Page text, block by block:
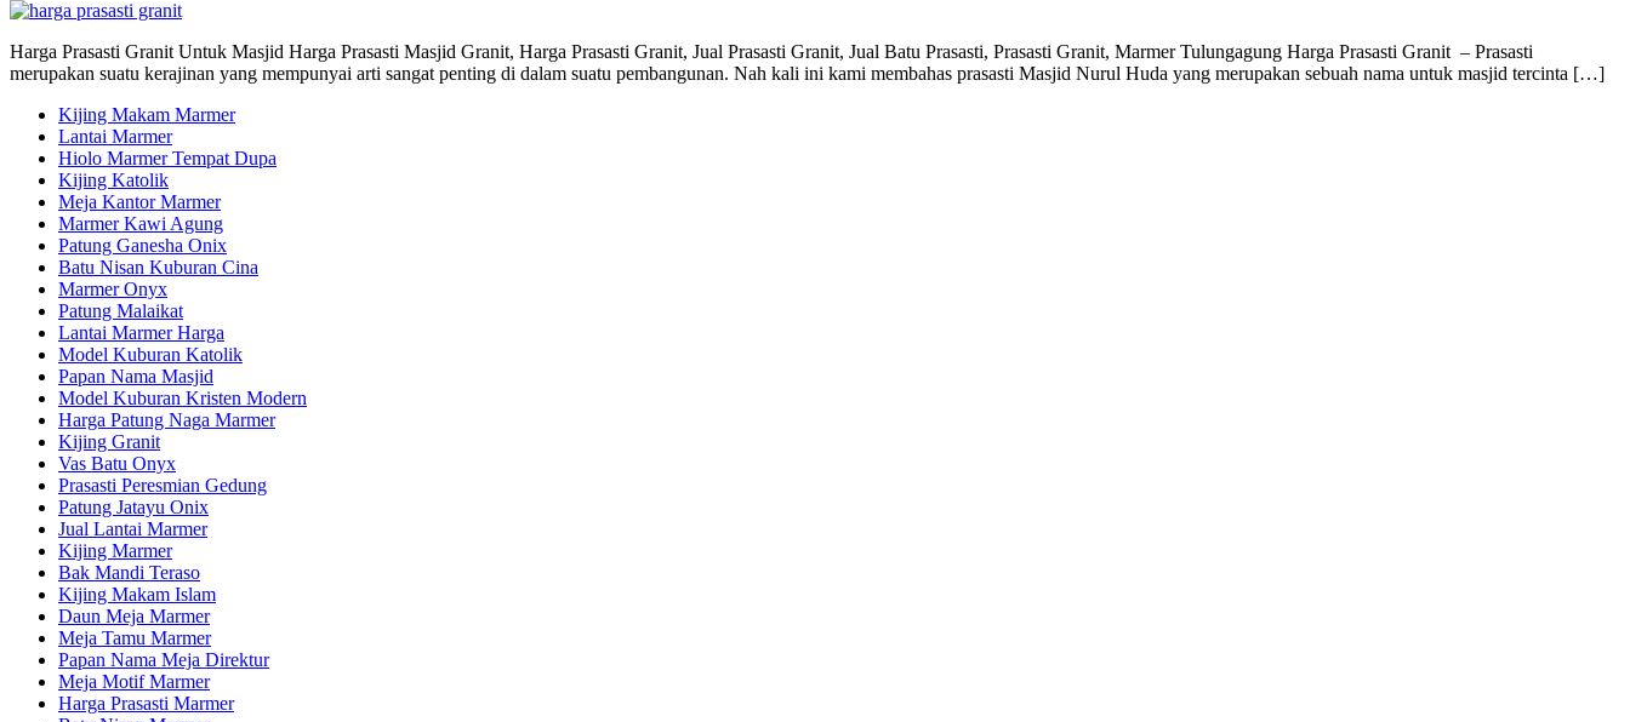
Harga Prasasti Granit Untuk Masjid Harga Prasasti Masjid Granit, Harga Prasasti Granit, Jual Prasasti Granit, Jual Batu Prasasti, Prasasti Granit, Marmer Tulungagung Harga Prasasti Granit – Prasasti
merupakan suatu kerajinan yang mempunyai arti sangat penting di dalam suatu pembangunan. Nah kali ini kami membahas prasasti Masjid Nurul Huda yang merupakan sebuah nama untuk masjid tercinta […]
Kijing Makam Marmer
Lantai Marmer
Hiolo Marmer Tempat Dupa
Kijing Katolik
Meja Kantor Marmer
Marmer Kawi Agung
Patung Ganesha Onix
Batu Nisan Kuburan Cina
Marmer Onyx
Patung Malaikat
Lantai Marmer Harga
Model Kuburan Katolik
Papan Nama Masjid
Model Kuburan Kristen Modern
Harga Patung Naga Marmer
Kijing Granit
Vas Batu Onyx
Prasasti Peresmian Gedung
Patung Jatayu Onix
Jual Lantai Marmer
Kijing Marmer
Bak Mandi Teraso
Kijing Makam Islam
Daun Meja Marmer
Meja Tamu Marmer
Papan Nama Meja Direktur
Meja Motif Marmer
Harga Prasasti Marmer